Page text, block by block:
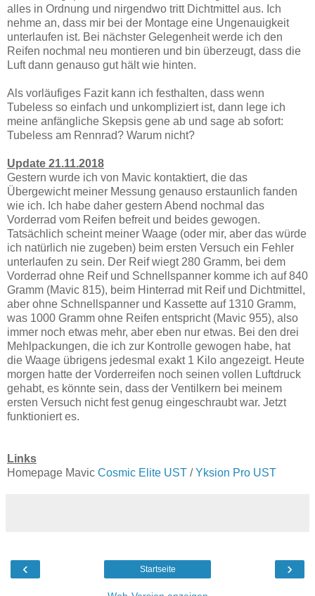
alles in Ordnung und nirgendwo tritt Dichtmittel aus. Ich
nehme an, dass mir bei der Montage eine Ungenauigkeit
unterlaufen ist. Bei nächster Gelegenheit werde ich den
Reifen nochmal neu montieren und bin überzeugt, dass die
Luft dann genauso gut hält wie hinten.
Als vorläufiges Fazit kann ich festhalten, dass wenn
Tubeless so einfach und unkompliziert ist, dann lege ich
meine anfängliche Skepsis gene ab und sage ab sofort:
Tubeless am Rennrad? Warum nicht?
Update 21.11.2018
Gestern wurde ich von Mavic kontaktiert, die das
Übergewicht meiner Messung genauso erstaunlich fanden
wie ich. Ich habe daher gestern Abend nochmal das
Vorderrad vom Reifen befreit und beides gewogen.
Tatsächlich scheint meiner Waage (oder mir, aber das würde
ich natürlich nie zugeben) beim ersten Versuch ein Fehler
unterlaufen zu sein. Der Reif wiegt 280 Gramm, bei dem
Vorderrad ohne Reif und Schnellspanner komme ich auf 840
Gramm (Mavic 815), beim Hinterrad mit Reif und Dichtmittel,
aber ohne Schnellspanner und Kassette auf 1310 Gramm,
was 1000 Gramm ohne Reifen entspricht (Mavic 955), also
immer noch etwas mehr, aber eben nur etwas. Bei den drei
Mehlpackungen, die ich zur Kontrolle gewogen habe, hat
die Waage übrigens jedesmal exakt 1 Kilo angezeigt. Heute
morgen hatte der Vorderreifen noch seinen vollen Luftdruck
gehabt, es könnte sein, dass der Ventilkern bei meinem
ersten Versuch nicht fest genug eingeschraubt war. Jetzt
funktioniert es.
Links
Homepage Mavic Cosmic Elite UST /Yksion Pro UST
‹ ›
Startseite